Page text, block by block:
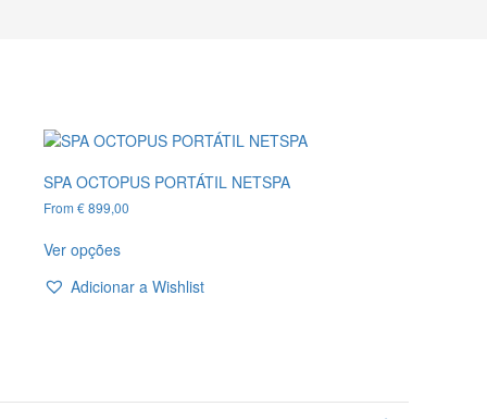
SPA OCTOPUS PORTÁTIL NETSPA
From €899,00
Ver opçõesproduct
multiple
be
Adicionar a Wishlist